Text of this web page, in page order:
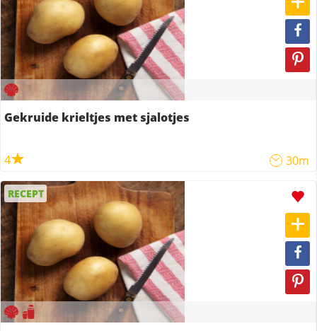
Gekruide krieltjes met sjalotjes
4 30m
RECEPT